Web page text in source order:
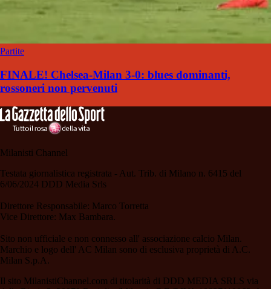
Partite
FINALE! Chelsea-Milan 3-0: blues dominanti,
rossoneri non pervenuti
Milanisti Channel
Testata giornalistica registrata - Aut. Trib. di Milano n. 6415 del
6/06/2024 DDD Media Srls
Direttore Responsabile: Marco Torretta
Vice Direttore: Max Bambara.
Sito non ufficiale e non connesso all' associazione calcio Milan.
Marchio e logo dell' AC Milan sono di esclusiva proprietà di A.C.
Milan S.p.A.
Il sito MilanistiChannel.com di titolarità di DDD MEDIA SRLS via